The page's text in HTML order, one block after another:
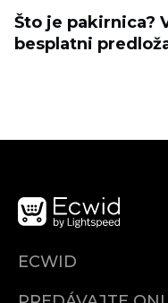
Što je pakirnica?
besplatni
ECWID